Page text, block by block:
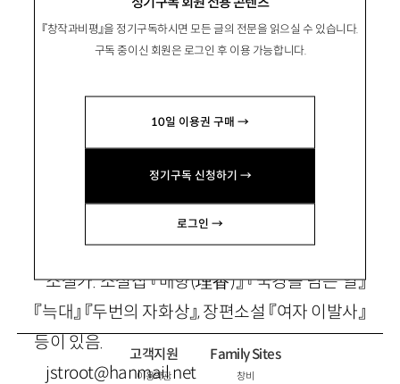
『창작과비평』을 정기구독하시면 모든 글의 전문을 읽으실 수 있습니다.
구독 중이신 회원은 로그인 후 이용 가능합니다.
10일 이용권 구매 →
정기구독 신청하기 →
로그인 →
문학평론가. 주요 평론으로 「이토록 따뜻할 수
있는 세상, 따뜻해야 할 세상: 2010년대 감정 교
전성태全成太
소설가. 소설집 『매향(埋香)』 『국경을 넘는 일』
『늑대』 『두번의 자화상』, 장편소설 『여자 이발사』
등이 있음.
jstroot@hanmail.net
고객지원
이용약관
Family Sites
창비